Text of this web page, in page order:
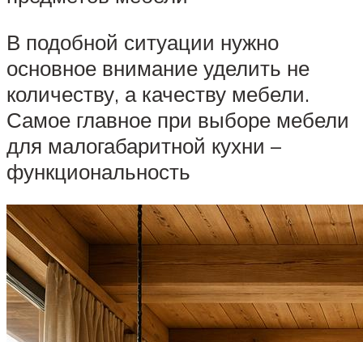
В подобной ситуации нужно
основное внимание уделить не
количеству, а качеству мебели.
Самое главное при выборе мебели
для малогабаритной кухни –
функциональность